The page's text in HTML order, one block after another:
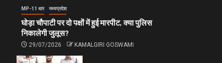
MP-11 धार मध्यप्रदेश
घोड़ा चौपाटी पर दो पक्षों में हुई मारपीट, क्या पुलिस
निकालेगी जुलूस?
29/07/2026 KAMALGIRI GOSWAMI